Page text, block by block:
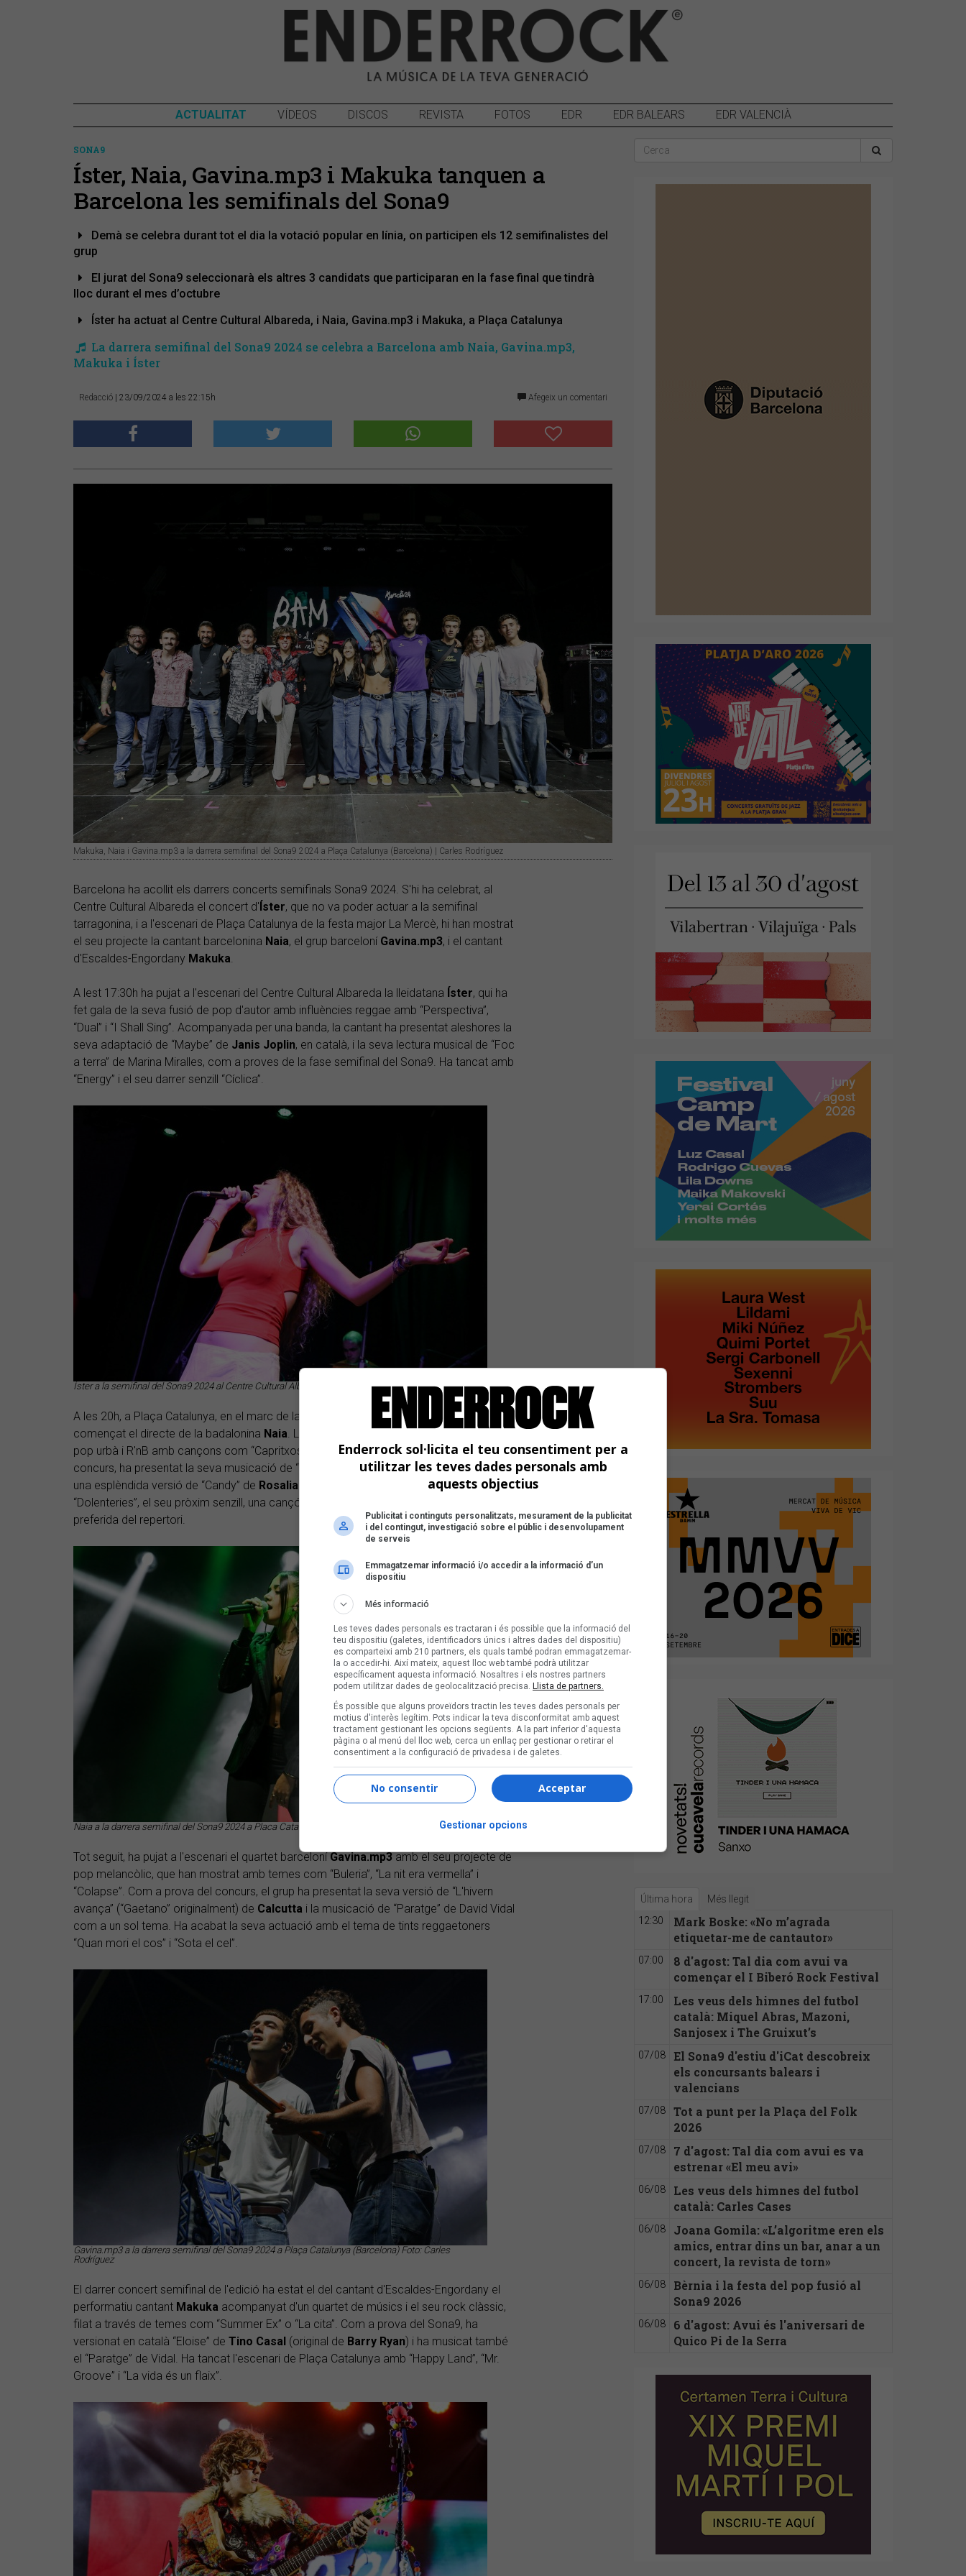
ACTUALITAT VÍDEOS DISCOS REVISTA FOTOS EDR EDR BALEARS EDR VALENCIÀ
SONA9
Íster, Naia, Gavina.mp3 i Makuka tanquen a
Barcelona les semifinals del Sona9
Demà se celebra durant tot el dia la votació popular en línia, on participen els 12 semifinalistes del
grup
El jurat del Sona9 seleccionarà els altres 3 candidats que participaran en la fase final que tindrà
lloc durant el mes d’octubre
Íster ha actuat al Centre Cultural Albareda, i Naia, Gavina.mp3 i Makuka, a Plaça Catalunya
La darrera semifinal del Sona9 2024 se celebra a Barcelona amb Naia, Gavina.mp3,
Makuka i Íster
Redacció | 23/09/2024 a les 22:15h Afegeix un comentari
Makuka, Naia i Gavina.mp3 a la darrera semifinal del Sona9 2024 a Plaça Catalunya (Barcelona) | Carles Rodríguez
Barcelona ha acollit els darrers concerts semifinals Sona9 2024. S'hi ha celebrat, al
Centre Cultural Albareda el concert d'Íster, que no va poder actuar a la semifinal
tarragonina, i a l'escenari de Plaça Catalunya de la festa major La Mercè, hi han mostrat
el seu projecte la cantant barcelonina Naia, el grup barceloní Gavina.mp3, i el cantant
d'Escaldes-Engordany Makuka.
A lest 17:30h ha pujat a l'escenari del Centre Cultural Albareda la lleidatana Íster, qui ha
fet gala de la seva fusió de pop d'autor amb influències reggae amb “Perspectiva”,
“Dual” i “I Shall Sing”. Acompanyada per una banda, la cantant ha presentat aleshores la
seva adaptació de “Maybe” de Janis Joplin, en català, i la seva lectura musical de “Foc
a terra” de Marina Miralles, com a proves de la fase semifinal del Sona9. Ha tancat amb
“Energy” i el seu darrer senzill “Cíclica”.
Íster a la semifinal del Sona9 2024 al Centre Cultural Albareda (Barcelona) Foto: Carles Rodríguez
A les 20h, a Plaça Catalunya, en el marc de la festa major barcelonina La Mercè, ha
començat el directe de la badalonina Naia. La cantant ha ensenyat la seva proposta de
pop urbà i R'nB amb cançons com “Capritxosa” i l'enganxosa “Cafuné”. Com a prova del
concurs, ha presentat la seva musicació de “Paratge” de David Vidal i s'ha atrevit amb
una esplèndida versió de “Candy” de Rosalia . S'ha acomiadat del públic barceloní amb
“Dolenteries”, el seu pròxim senzill, una cançó de desamor que confessa que és la seva
preferida del repertori.
Naia a la darrera semifinal del Sona9 2024 a Placa Catalunya (Barcelona) Foto: Carles Rodríguez
Tot seguit, ha pujat a l'escenari el quartet barceloníGavina.mp3amb el seu projecte de
pop melancòlic, que han mostrat amb temes com “Buleria”, “La nit era vermella” i
“Colapse”. Com a prova del concurs, el grup ha presentat la seva versió de “L'hivern
avança” (“Gaetano” originalment) de Calcutta i la musicació de “Paratge” de David Vidal
com a un sol tema. Ha acabat la seva actuació amb el tema de tints reggaetoners
“Quan mori el cos” i “Sota el cel”.
Gavina.mp3 a la darrera semifinal del Sona9 2024 a Plaça Catalunya (Barcelona) Foto: Carles
Rodríguez
El darrer concert semifinal de l'edició ha estat el del cantant d'Escaldes-Engordany el
performatiu cantant Makuka acompanyat d'un quartet de músics i el seu rock clàssic,
filat a través de temes com “Summer Ex” o “La cita”. Com a prova del Sona9, ha
versionat en català “Eloise” de Tino Casal (original de Barry Ryan) i ha musicat també
el “Paratge” de Vidal. Ha tancat l'escenari de Plaça Catalunya amb “Happy Land”, “Mr.
Groove” i “La vida és un flaix”.
Última hora Més llegit
12:30
Mark Boske: «No m’agrada
etiquetar-me de cantautor»
07:00
8 d'agost: Tal dia com avui va
començar el I Biberó Rock Festival
17:00
Les veus dels himnes del futbol
català: Miquel Abras, Mazoni,
Sanjosex i The Gruixut’s
07/08
El Sona9 d'estiu d'iCat descobreix
els concursants balears i
valencians
07/08
Tot a punt per la Plaça del Folk
2026
07/08
7 d'agost: Tal dia com avui es va
estrenar «El meu avi»
06/08
Les veus dels himnes del futbol
català: Carles Cases
06/08
Joana Gomila: «L’algoritme eren els
amics, entrar dins un bar, anar a un
concert, la revista de torn»
06/08
Bèrnia i la festa del pop fusió al
Sona9 2026
06/08
6 d'agost: Avui és l'aniversari de
Quico Pi de la Serra
Enderrock sol·licita el teu consentiment per a
utilitzar les teves dades personals amb
aquests objectius
Publicitat i continguts personalitzats, mesurament de la publicitat
i del contingut, investigació sobre el públic i desenvolupament
de serveis
Emmagatzemar informació i/o accedir a la informació d’un
dispositiu
Més informació
Les teves dades personals es tractaran i és possible que la informació del
teu dispositiu (galetes, identificadors únics i altres dades del dispositiu)
es comparteixi amb 210 partners, els quals també podran emmagatzemar-
la o accedir-hi. Així mateix, aquest lloc web també podrà utilitzar
específicament aquesta informació. Nosaltres i els nostres partners
podem utilitzar dades de geolocalització precisa. Llista de partners.
És possible que alguns proveïdors tractin les teves dades personals per
motius d'interès legítim. Pots indicar la teva disconformitat amb aquest
tractament gestionant les opcions següents. A la part inferior d'aquesta
pàgina o al menú del lloc web, cerca un enllaç per gestionar o retirar el
consentiment a la configuració de privadesa i de galetes.
Acceptar
No consentir
Gestionar opcions